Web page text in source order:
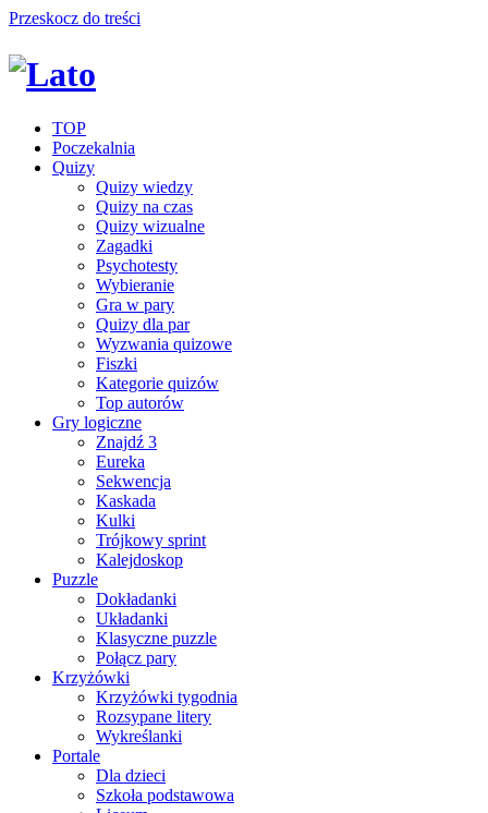
Przeskocz do treści
TOP
Poczekalnia
Quizy
Quizy wiedzy
Quizy na czas
Quizy wizualne
Zagadki
Psychotesty
Wybieranie
Gra w pary
Quizy dla par
Wyzwania quizowe
Fiszki
Kategorie quizów
Top autorów
Gry logiczne
Znajdź 3
Eureka
Sekwencja
Kaskada
Kulki
Trójkowy sprint
Kalejdoskop
Puzzle
Dokładanki
Układanki
Klasyczne puzzle
Połącz pary
Krzyżówki
Krzyżówki tygodnia
Rozsypane litery
Wykreślanki
Portale
Dla dzieci
Szkoła podstawowa